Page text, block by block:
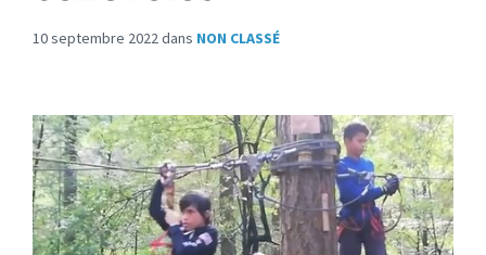
10 septembre 2022dans NON CLASSÉ